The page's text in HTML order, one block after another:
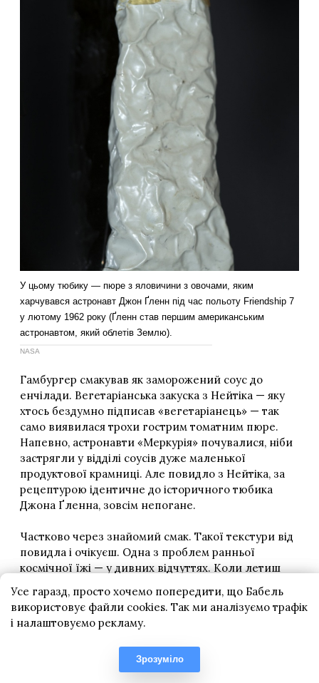
Усе гаразд, просто хочемо попередити, що Бабель
використовує файли cookies. Так ми аналізуємо трафік
і налаштовуємо рекламу.
Зрозуміло